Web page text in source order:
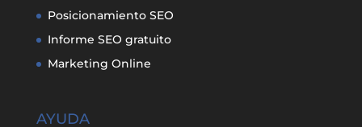
Posicionamiento SEO
Informe SEO gratuito
Marketing Online
AYUDA